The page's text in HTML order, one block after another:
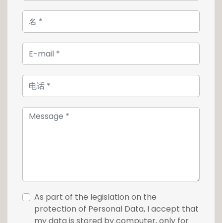
As part of the legislation on the
protection of Personal Data, I accept that